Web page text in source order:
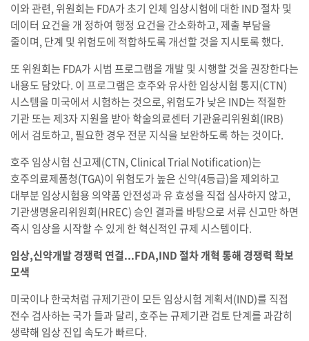
이와 관련, 위원회는 FDA가 초기 인체 임상시험에 대한 IND 절차 및
데이터 요건을 개 정하여 행정 요건을 간소화하고, 제출 부담을
줄이며, 단계 및 위험도에 적합하도록 개선할 것을 지시토록 했다.
또 위원회는 FDA가 시범 프로그램을 개발 및 시행할 것을 권장한다는
내용도 담았다. 이 프로그램은 호주와 유사한 임상시험 통지(CTN)
시스템을 미국에서 시험하는 것으로, 위험도가 낮은 IND는 적절한
기관 또는 제3자 지원을 받아 학술의료센터 기관윤리위원회(IRB)
에서 검토하고, 필요한 경우 전문 지식을 보완하도록 하는 것이다.
호주 임상시험 신고제(CTN, Clinical Trial Notification)는
호주의료제품청(TGA)이 위험도가 높은 신약(4등급)을 제외하고
대부분 임상시험용 의약품 안전성과 유 효성을 직접 심사하지 않고,
기관생명윤리위원회(HREC) 승인 결과를 바탕으로 서류 신고만 하면
즉시 임상을 시작할 수 있게 한 혁신적인 규제 시스템이다.
임상,신약개발 경쟁력 연결...FDA,IND 절차 개혁 통해 경쟁력 확보
모색
미국이나 한국처럼 규제기관이 모든 임상시험 계획서(IND)를 직접
전수 검사하는 국가 들과 달리, 호주는 규제기관 검토 단계를 과감히
생략해 임상 진입 속도가 빠르다.